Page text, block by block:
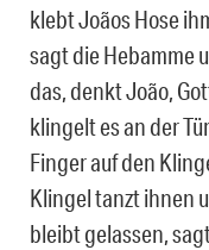
klebt Joãos Hose
sagt die Hebamme
das, denkt João,
klingelt es an der
Finger auf den
Klingel tanzt ihnen
bleibt gelassen,